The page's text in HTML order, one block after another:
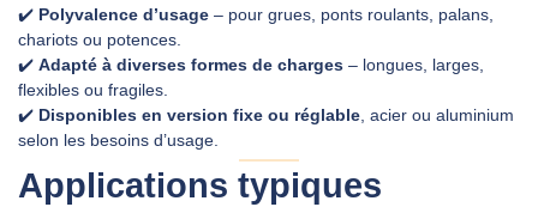
✔️ Polyvalence d’usage – pour grues, ponts roulants, palans,
chariots ou potences.
✔️ Adapté à diverses formes de charges – longues, larges,
flexibles ou fragiles.
✔️ Disponibles en version fixe ou réglable , acier ou aluminium
selon les besoins d’usage.
Applications typiques